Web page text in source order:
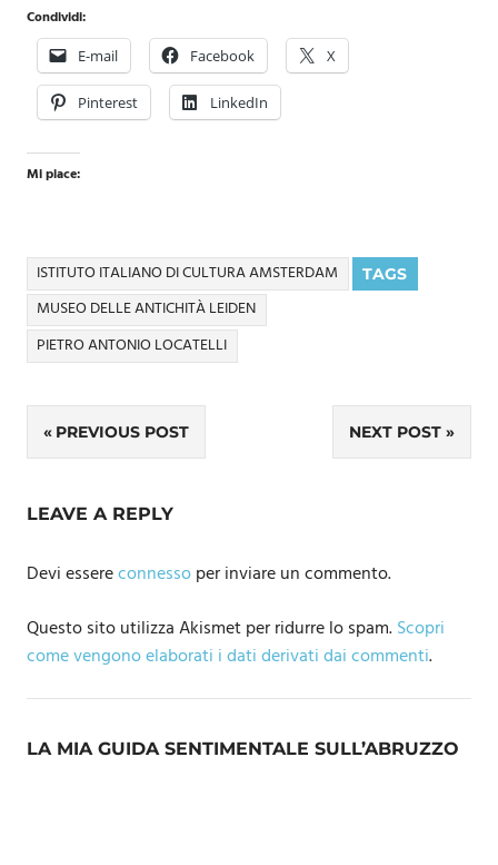
Condividi:
E-mail Facebook X
Pinterest LinkedIn
Mi piace:
TAGS
ISTITUTO ITALIANO DI CULTURA AMSTERDAM
MUSEO DELLE ANTICHITÀ LEIDEN
PIETRO ANTONIO LOCATELLI
Navigazione
PREVIOUS POST NEXT POST
LEAVE A REPLY
Devi essereconnessoper inviare un commento.
Questo sito utilizza Akismet per ridurre lo spam.Scopri
come vengono elaborati i dati derivati dai commenti.
LA MIA GUIDA SENTIMENTALE SULL’ABRUZZO